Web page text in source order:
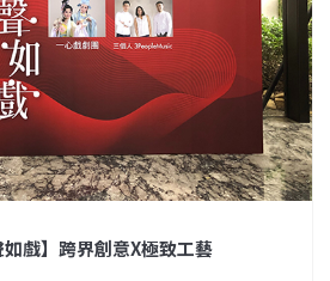
戲】跨界創意X極致工藝